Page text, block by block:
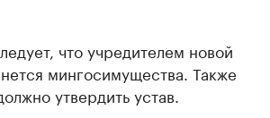
что учредителем новой
мингосимущества. Также
утвердить устав.